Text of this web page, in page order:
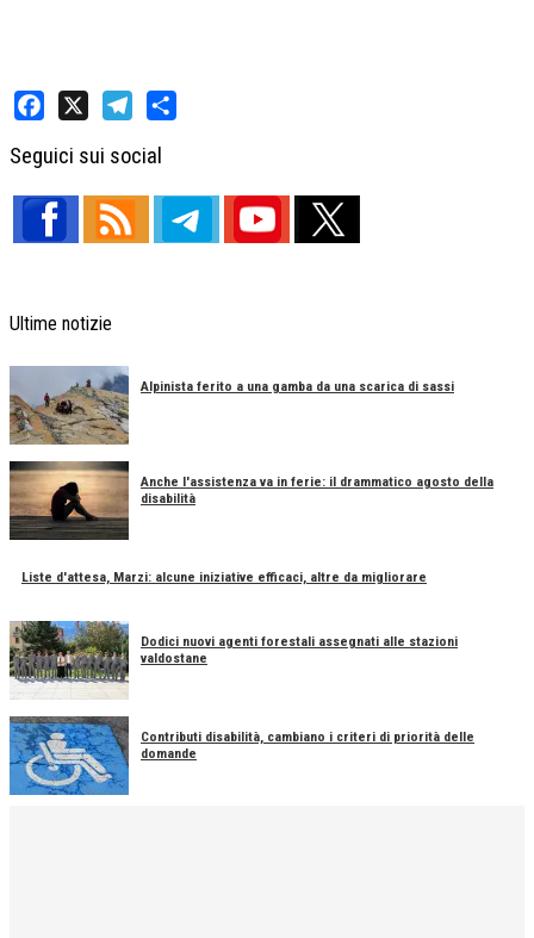
Seguici sui social
Ultime notizie
Alpinista ferito a una gamba da una scarica di sassi
Anche l'assistenza va in ferie: il drammatico agosto della
disabilità
Liste d'attesa, Marzi: alcune iniziative efficaci, altre da migliorare
Dodici nuovi agenti forestali assegnati alle stazioni
valdostane
Contributi disabilità, cambiano i criteri di priorità delle
domande